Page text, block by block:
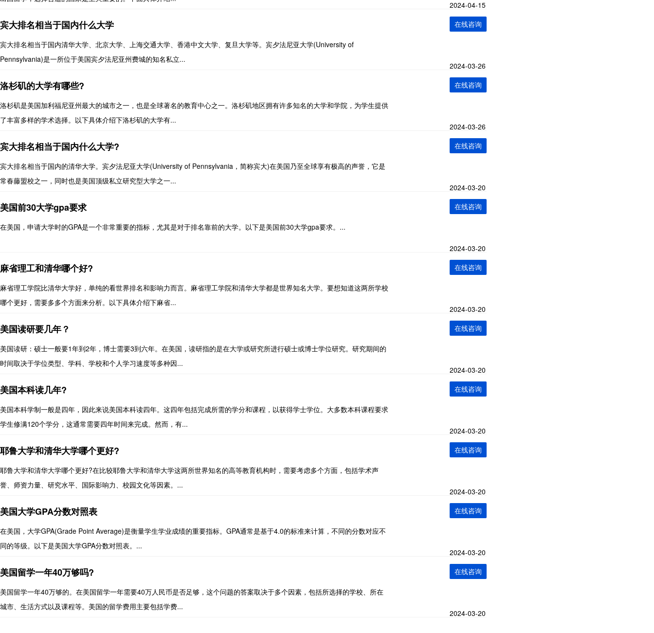
2024-04-15
宾大排名相当于国内什么大学
宾大排名相当于国内清华大学、北京大学、上海交通大学、香港中文大学、复旦大学等。宾夕法尼亚大学(University of
Pennsylvania)是一所位于美国宾夕法尼亚州费城的知名私立...
在线咨询
2024-03-26
洛杉矶的大学有哪些?
洛杉矶是美国加利福尼亚州最大的城市之一，也是全球著名的教育中心之一。洛杉矶地区拥有许多知名的大学和学院，为学生提供
了丰富多样的学术选择。以下具体介绍下洛杉矶的大学有...
在线咨询
2024-03-26
宾大排名相当于国内什么大学?
宾大排名相当于国内的清华大学。宾夕法尼亚大学(University of Pennsylvania，简称宾大)在美国乃至全球享有极高的声誉，它是
常春藤盟校之一，同时也是美国顶级私立研究型大学之一...
在线咨询
2024-03-20
美国前30大学gpa要求
在美国，申请大学时的GPA是一个非常重要的指标，尤其是对于排名靠前的大学。以下是美国前30大学gpa要求。...
在线咨询
2024-03-20
麻省理工和清华哪个好?
麻省理工学院比清华大学好，单纯的看世界排名和影响力而言。麻省理工学院和清华大学都是世界知名大学。要想知道这两所学校
哪个更好，需要多多个方面来分析。以下具体介绍下麻省...
在线咨询
2024-03-20
美国读研要几年？
美国读研：硕士一般要1年到2年，博士需要3到六年。在美国，读研指的是在大学或研究所进行硕士或博士学位研究。研究期间的
时间取决于学位类型、学科、学校和个人学习速度等多种因...
在线咨询
2024-03-20
美国本科读几年?
美国本科学制一般是四年，因此来说美国本科读四年。这四年包括完成所需的学分和课程，以获得学士学位。大多数本科课程要求
学生修满120个学分，这通常需要四年时间来完成。然而，有...
在线咨询
2024-03-20
耶鲁大学和清华大学哪个更好?
耶鲁大学和清华大学哪个更好?在比较耶鲁大学和清华大学这两所世界知名的高等教育机构时，需要考虑多个方面，包括学术声
誉、师资力量、研究水平、国际影响力、校园文化等因素。...
在线咨询
2024-03-20
美国大学GPA分数对照表
在美国，大学GPA(Grade Point Average)是衡量学生学业成绩的重要指标。GPA通常是基于4.0的标准来计算，不同的分数对应不
同的等级。以下是美国大学GPA分数对照表。...
在线咨询
2024-03-20
美国留学一年40万够吗?
美国留学一年40万够的。在美国留学一年需要40万人民币是否足够，这个问题的答案取决于多个因素，包括所选择的学校、所在
城市、生活方式以及课程等。美国的留学费用主要包括学费...
在线咨询
2024-03-20